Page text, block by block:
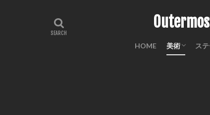
HOME 美術 ス